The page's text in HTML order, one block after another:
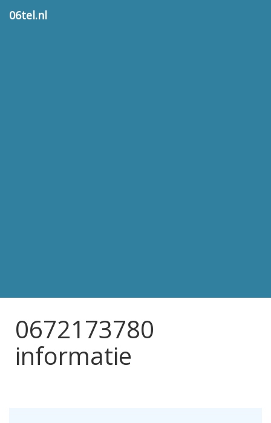
06tel.nl
0672173780
informatie